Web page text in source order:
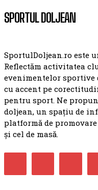
SPORTUL DOLJEAN
SportulDoljean.ro este
Reflectăm activitatea
evenimentelor
cu accent pe
pentru sport. Ne
doljean, un spațiu de
platformă de
și cel de masă.